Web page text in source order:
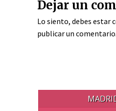
Dejar un
Lo siento, debes estar
publicar un comentario.